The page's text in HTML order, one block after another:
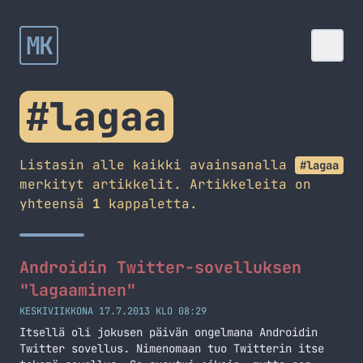
MK
#lagaa
Listasin alle kaikki avainsanalla #lagaa
merkityt artikkelit. Artikkeleita on
yhteensä 1 kappaletta.
Androidin Twitter-sovelluksen
"lagaaminen"
KESKIVIIKKONA 17.7.2013 KLO 08:29
Itsellä oli jokusen päivän ongelmana Androidin
Twitter sovellus. Nimenomaan tuo Twitterin itse